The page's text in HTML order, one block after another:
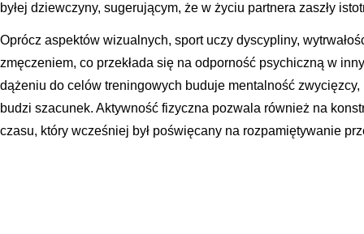
byłej dziewczyny, sugerującym, że w życiu partnera zaszły
Oprócz aspektów wizualnych, sport uczy dyscypliny,
zmęczeniem, co przekłada się na odporność psychiczną w
dążeniu do celów treningowych buduje mentalność
budzi szacunek. Aktywność fizyczna pozwala również na
czasu, który wcześniej był poświęcany na rozpamiętywanie